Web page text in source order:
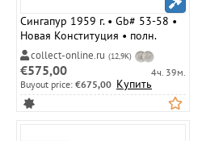
Сингапур 1959 г. • Gb# 53-58 •
Новая Конституция • полн.
серия • MLH OG XF ( кат.- £ 12 )
collect-online.ru (12,9K)
€575,00
4ч. 39м.
Buyout price: €675,00 Купить